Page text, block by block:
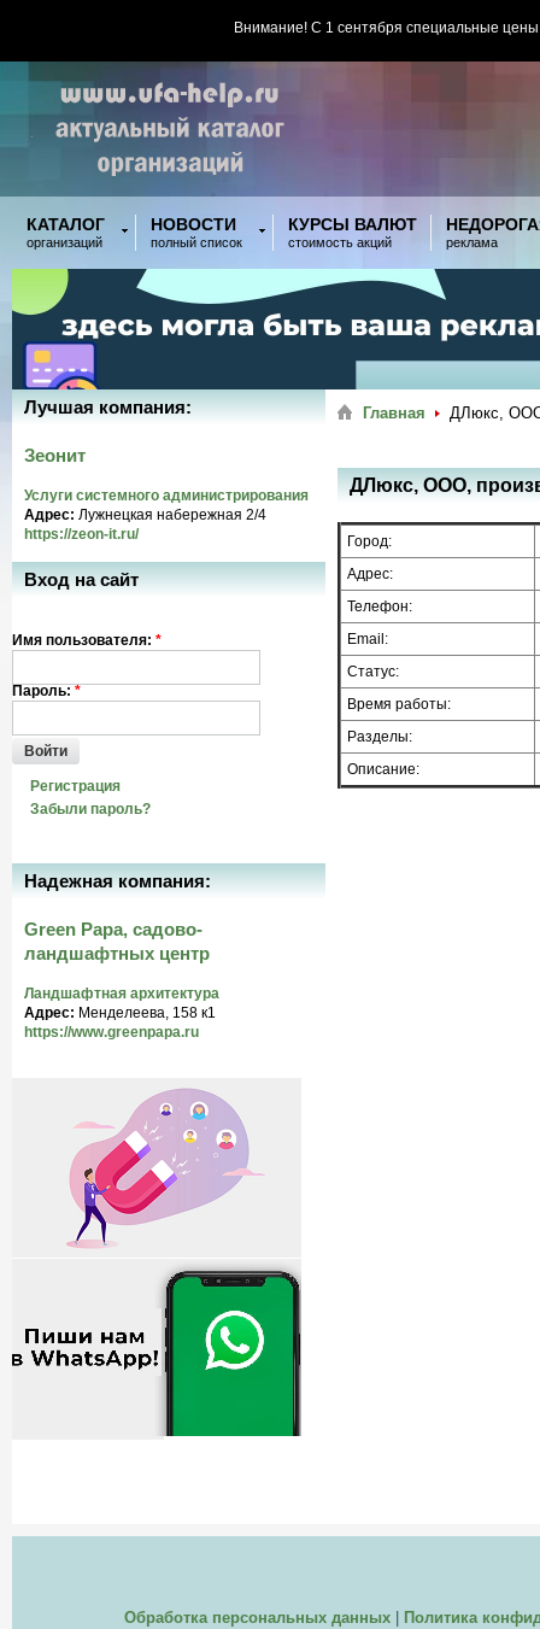
Внимание! С 1 сентября специальные
КАТАЛОГ
организаций
НОВОСТИ
полный список
КУРСЫ ВАЛЮТ
стоимость акций реклама
Главная ДЛюкс, ООО,
ДЛюкс, ООО,
Город:
Адрес:
Телефон:
Email:
Статус:
Время работы:
Разделы:
Описание:
Лучшая компания:
Зеонит
Услуги системного администрирования
Адрес: Лужнецкая набережная 2/4
https://zeon-it.ru/
Вход на сайт
Имя пользователя: *
Пароль: *
Войти
Регистрация
Забыли пароль?
Надежная компания:
Green Papa, садово-
ландшафтных центр
Ландшафтная архитектура
Адрес: Менделеева, 158 к1
https://www.greenpapa.ru
Обработка персональных данных| Политика